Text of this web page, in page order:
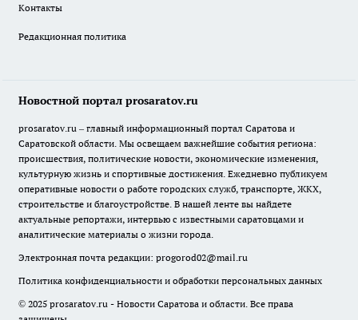
Контакты
Редакционная политика
Новостной портал prosaratov.ru
prosaratov.ru – главный информационный портал Саратова и
Саратовской области. Мы освещаем важнейшие события региона:
происшествия, политические новости, экономические изменения,
культурную жизнь и спортивные достижения. Ежедневно публикуем
оперативные новости о работе городских служб, транспорте, ЖКХ,
строительстве и благоустройстве. В нашей ленте вы найдете
актуальные репортажи, интервью с известными саратовцами и
аналитические материалы о жизни города.
Электронная почта редакции: progorod02@mail.ru
Политика конфиденциальности и обработки персональных данных
© 2025 prosaratov.ru - Новости Саратова и области. Все права